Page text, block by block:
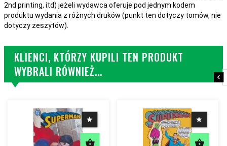
2nd printing, itd) jeżeli wydawca oferuje pod jednym kodem
produktu wydania z różnych druków (punkt ten dotyczy tomów, nie
dotyczy zeszytów).
KLIENCI, KTÓRZY KUPILI TEN PRODUKT
WYBRALI RÓWNIEŻ...